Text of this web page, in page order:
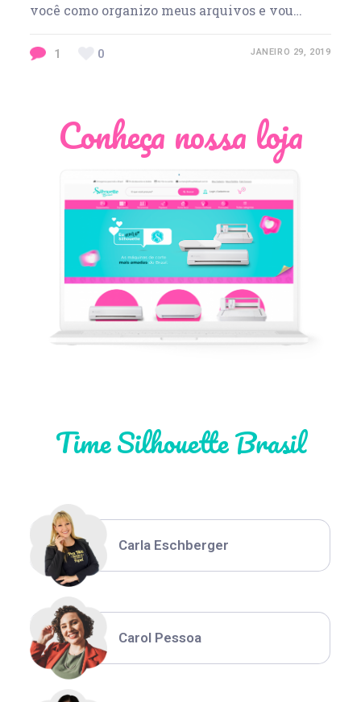
você como organizo meus arquivos e vou…
1 0 JANEIRO 29, 2019
Conheça nossa loja
Time Silhouette Brasil
Léia Pastori
Thiara Ney
Carla Eschberger
Carol Pessoa